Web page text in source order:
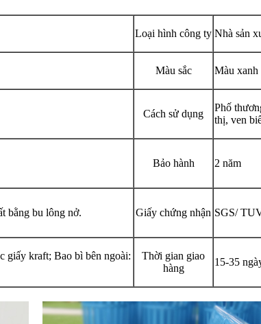
Loại hình công ty Nhà sản
Màu sắc Màu xanh
Cách sử dụng
Phố
thị, ven
Bảo hành 2 năm
bằng bu lông nở. Giấy chứng nhận SGS/
giấy kraft; Bao bì bên ngoài:
Thời gian giao
hàng
15-35